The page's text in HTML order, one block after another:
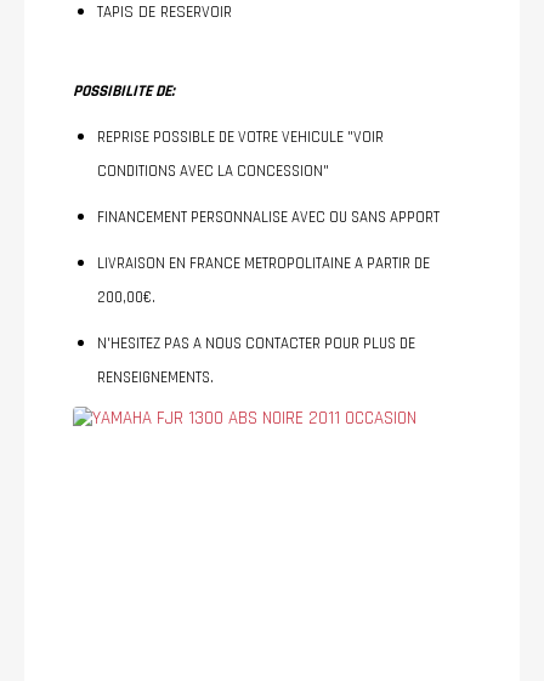
TAPIS DE RESERVOIR
POSSIBILITE DE:
REPRISE POSSIBLE DE VOTRE VEHICULE "VOIR
CONDITIONS AVEC LA CONCESSION"
FINANCEMENT PERSONNALISE AVEC OU SANS APPORT
LIVRAISON EN FRANCE METROPOLITAINE A PARTIR DE
200,00€.
N'HESITEZ PAS A NOUS CONTACTER POUR PLUS DE
RENSEIGNEMENTS.